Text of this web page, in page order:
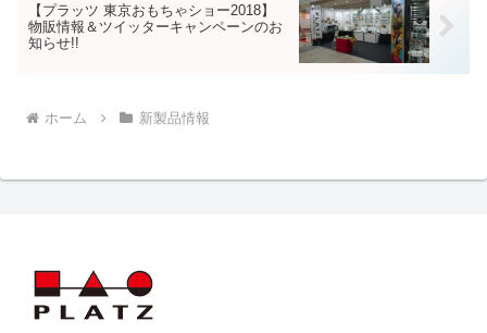
【プラッツ 東京おもちゃショー2018】
物販情報＆ツイッターキャンペーンのお
知らせ!!
ホーム 新製品情報